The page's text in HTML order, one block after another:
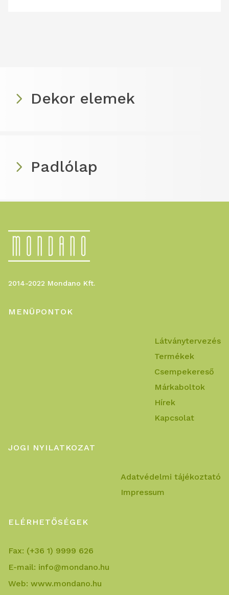
Dekor elemek
Padlólap
2014-2022 Mondano Kft.
MENÜPONTOK
Látványtervezés
Termékek
Csempekereső
Márkaboltok
Hírek
Kapcsolat
JOGI NYILATKOZAT
Adatvédelmi tájékoztató
Impressum
ELÉRHETŐSÉGEK
Fax: (+36 1) 9999 626
E-mail: info@mondano.hu
Web: www.mondano.hu